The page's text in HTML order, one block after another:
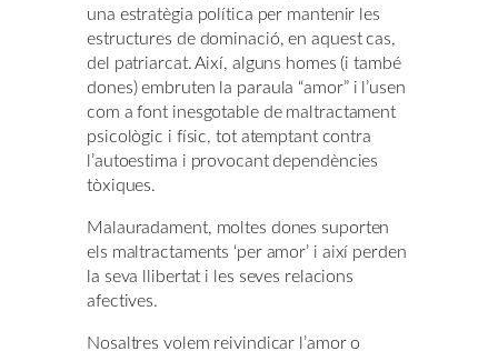
una estratègia política per mantenir les
estructures de dominació, en aquest cas,
del patriarcat. Així, alguns homes (i també
dones) embruten la paraula “amor” i l’usen
com a font inesgotable de maltractament
psicològic i físic, tot atemptant contra
l’autoestima i provocant dependències
tòxiques.
Malauradament, moltes dones suporten
els maltractaments ‘per amor’ i així perden
la seva llibertat i les seves relacions
afectives.
Nosaltres volem reivindicar l’amor o